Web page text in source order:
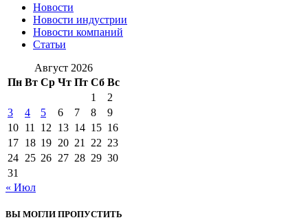
Новости
Новости индустрии
Новости компаний
Статьи
Август 2026
Пн Вт Ср Чт Пт Сб Вс
1
2
3
4 5 6 7 8
9
10 11 12 13 14 15 16
17 18 19 20 21 22 23
24 25 26 27 28 29 30
31
« Июл
ВЫ МОГЛИ ПРОПУСТИТЬ